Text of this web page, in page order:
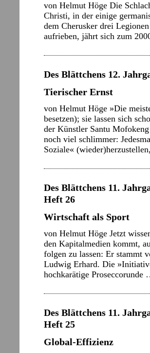
von Helmut Höge Die
Christi, in der einige
dem Cherusker drei
aufrieben, jährt sich zum
Des Blättchens 12.
Tierischer Ernst
von Helmut Höge »Die
besetzen); sie lassen sich
der Künstler Santu
noch viel schlimmer:
Soziale«
Des Blättchens 11.
Heft 26
Wirtschaft als Sport
von Helmut Höge Jetzt
den Kapitalmedien kommt,
folgen zu lassen: Er stammt
Ludwig Erhard. Die
hochkarätige
Des Blättchens 11.
Heft 25
Global-Effizienz